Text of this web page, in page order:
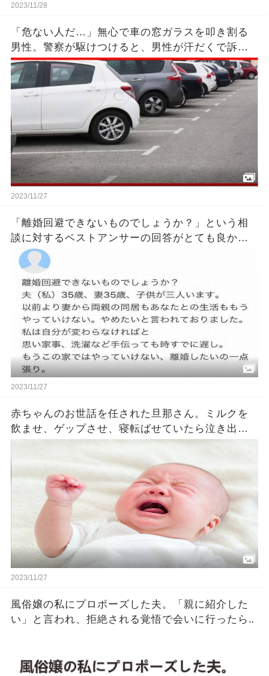
2023/11/28
「危ない人だ…」無心で車の窓ガラスを叩き割る
男性。警察が駆けつけると、男性が汗だくで訴え
た内容はあまりにも悲惨だった。
2023/11/27
「離婚回避できないものでしょうか？」という相
談に対するベストアンサーの回答がとても良かっ
たｗｗ
2023/11/27
赤ちゃんのお世話を任された旦那さん。ミルクを
飲ませ、ゲップさせ、寝転ばせていたら泣き出し
た赤ちゃん。それを見た旦那さんがとった行動に
奥さんは衝撃を受けることに・・・
2023/11/27
風俗嬢の私にプロポーズした夫。「親に紹介した
い」と言われ、拒絶される覚悟で会いに行ったら‥